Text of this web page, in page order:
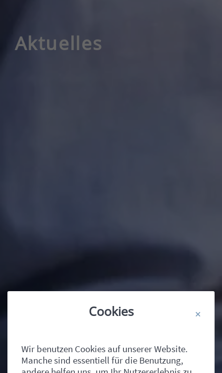
Aktuelles
Cookies
Wir benutzen Cookies auf unserer Website.
Manche sind essentiell für die Benutzung,